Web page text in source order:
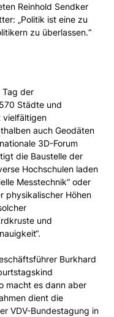
Reinhold Sendker
„Politik ist eine zu
zu überlassen.“
Tag der
Städte und
vielfältigen
auch Geodäten
3D-Forum
die Baustelle der
Hochschulen laden
Messtechnik“ oder
physikalischer Höhen
und
Burkhard
macht es dann aber
dient die
VDV-Bundestagung in